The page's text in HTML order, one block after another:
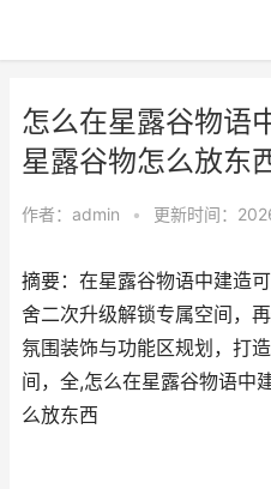
怎么在星露谷物语
星露谷物怎么放东
作者： admin • 更新时间：
摘要：在星露谷物语中建造
舍二次升级解锁专属空间，
氛围装饰与功能区规划，打
间，全,怎么在星露谷物语中
么放东西